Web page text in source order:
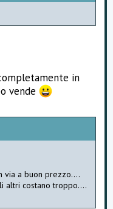
in
vende
via a buon prezzo....
altri costano troppo....